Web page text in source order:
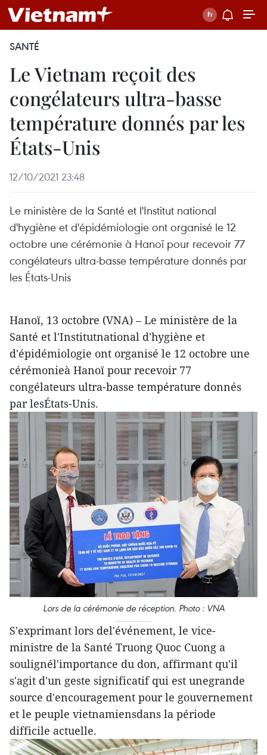
SANTÉ
Le Vietnam reçoit des
congélateurs ultra-basse
température donnés par les
États-Unis
12/10/2021 23:48
Le ministère de la Santé et l'Institut national
d'hygiène et d'épidémiologie ont organisé le 12
octobre une cérémonie à Hanoï pour recevoir 77
congélateurs ultra-basse température donnés par
les États-Unis
Hanoï, 13 octobre (VNA) – Le ministère de la
Santé et l'Institutnational d'hygiène et
d'épidémiologie ont organisé le 12 octobre une
cérémonieà Hanoï pour recevoir 77
congélateurs ultra-basse température donnés
par lesÉtats-Unis.
Lors de la cérémonie de réception. Photo : VNA
S'exprimant lors del'événement, le vice-
ministre de la Santé Truong Quoc Cuong a
soulignél'importance du don, affirmant qu'il
s'agit d'un geste significatif qui est unegrande
source d'encouragement pour le gouvernement
et le peuple vietnamiensdans la période
difficile actuelle.